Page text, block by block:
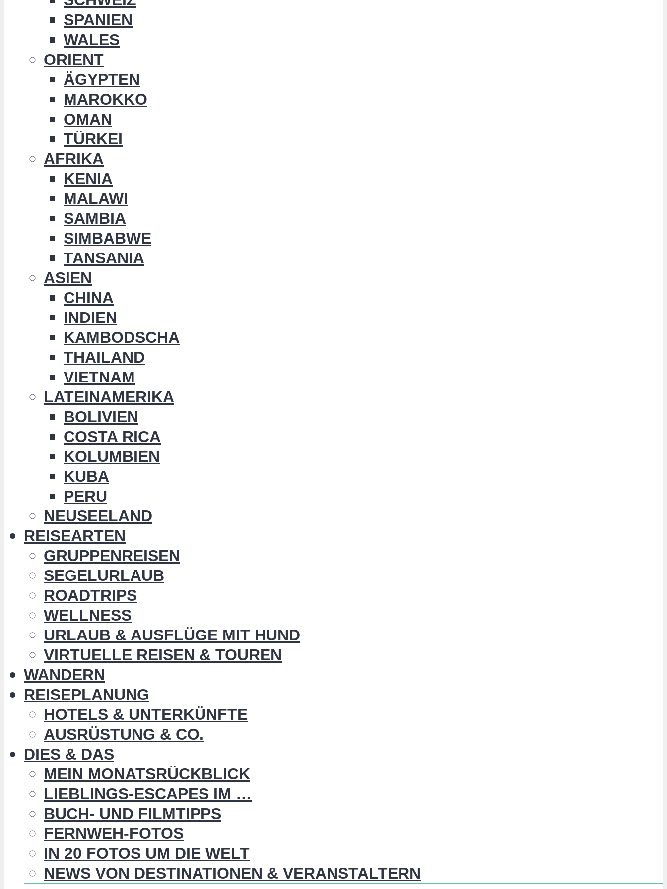
SPANIEN
WALES
ORIENT
ÄGYPTEN
MAROKKO
OMAN
TÜRKEI
AFRIKA
KENIA
MALAWI
SAMBIA
SIMBABWE
TANSANIA
ASIEN
CHINA
INDIEN
KAMBODSCHA
THAILAND
VIETNAM
LATEINAMERIKA
BOLIVIEN
COSTA RICA
KOLUMBIEN
KUBA
PERU
NEUSEELAND
REISEARTEN
GRUPPENREISEN
SEGELURLAUB
ROADTRIPS
WELLNESS
URLAUB & AUSFLÜGE MIT HUND
VIRTUELLE REISEN & TOUREN
WANDERN
REISEPLANUNG
HOTELS & UNTERKÜNFTE
AUSRÜSTUNG & CO.
DIES & DAS
MEIN MONATSRÜCKBLICK
LIEBLINGS-ESCAPES IM …
BUCH- UND FILMTIPPS
FERNWEH-FOTOS
IN 20 FOTOS UM DIE WELT
NEWS VON DESTINATIONEN & VERANSTALTERN